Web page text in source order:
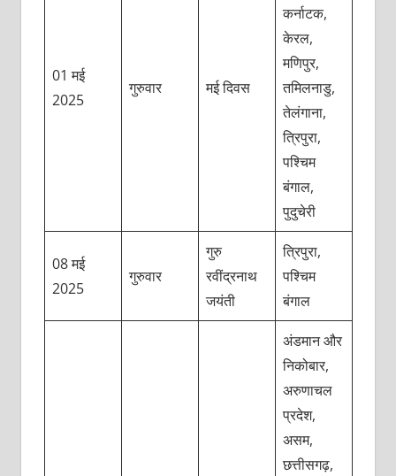
01 मई
2025
गुरुवार मई दिवस
कर्नाटक,
केरल,
मणिपुर,
तमिलनाडु,
तेलंगाना,
त्रिपुरा,
पश्चिम
बंगाल,
पुदुचेरी
08 मई
2025
गुरुवार
गुरु
रवींद्रनाथ
जयंती
त्रिपुरा,
पश्चिम
बंगाल
अंडमान और
निकोबार,
अरुणाचल
प्रदेश,
असम,
छत्तीसगढ़,